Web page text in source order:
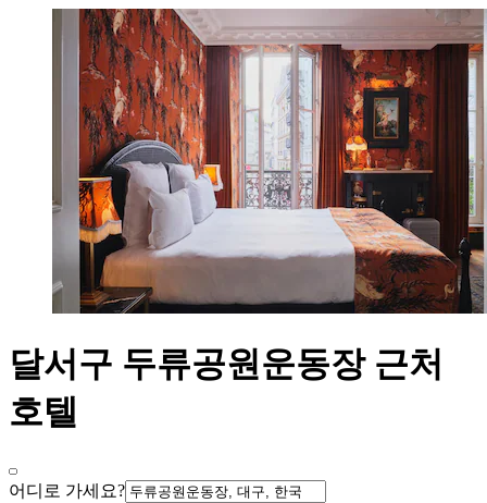
달서구 두류공원운동장 근처
호텔
어디로 가세요?